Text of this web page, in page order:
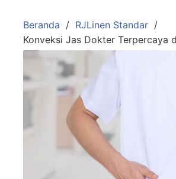
Beranda
RJLinen Standar
Konveksi Jas Dokter Terpercaya